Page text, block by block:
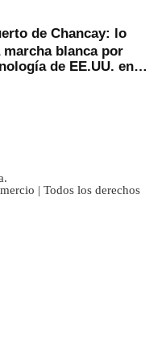
de Chancay: lo
marcha blanca por
de EE.UU. en
| Todos los derechos